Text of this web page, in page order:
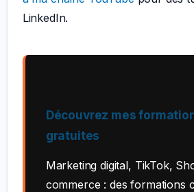
LinkedIn.
Découvrez mes
gratuites
Marketing digital, TikTok,
commerce : des formations